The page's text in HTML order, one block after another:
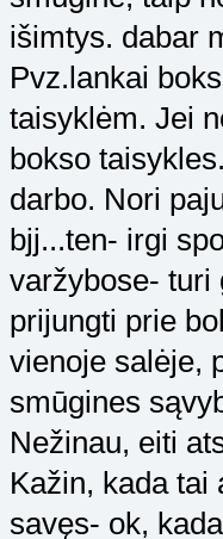
išimtys. dabar
Pvz.lankai
taisyklėm. Jei
bokso
darbo. Nori
bjj...ten- irgi
varžybose- turi
prijungti prie
vienoje salėje,
smūgines
Nežinau, eiti
Kažin, kada tai
savęs- ok,